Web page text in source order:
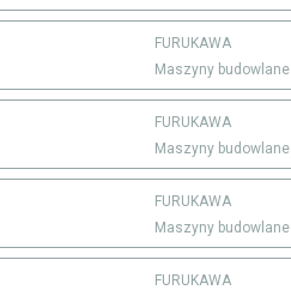
FURUKAWA
Maszyny budowlane
FURUKAWA
Maszyny budowlane
FURUKAWA
Maszyny budowlane
FURUKAWA